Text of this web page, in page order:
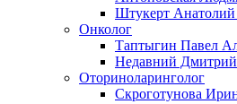
Штукерт Анатолий
Онколог
Таптыгин Павел
Недавний
Оториноларинголог
Скроготунова